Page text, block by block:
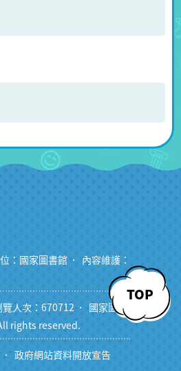
TOP
：國家圖書館
內容維護：
覽人次：670712
國家圖書
rights reserved.
政府網站資料開放宣告